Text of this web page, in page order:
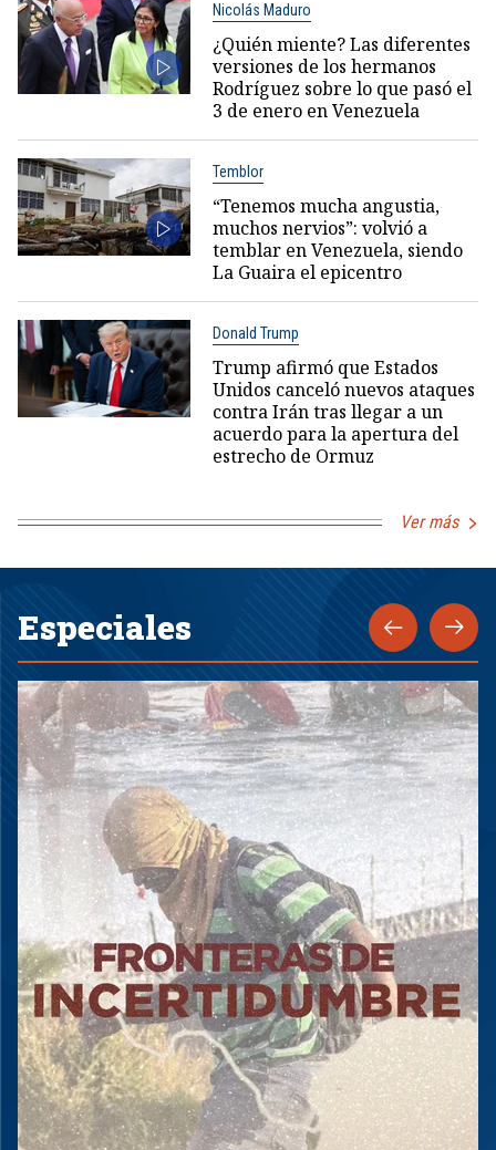
Nicolás Maduro
¿Quién miente? Las diferentes
versiones de los hermanos
Rodríguez sobre lo que pasó el
3 de enero en Venezuela
Temblor
“Tenemos mucha angustia,
muchos nervios”: volvió a
temblar en Venezuela, siendo
La Guaira el epicentro
Donald Trump
Trump afirmó que Estados
Unidos canceló nuevos ataques
contra Irán tras llegar a un
acuerdo para la apertura del
estrecho de Ormuz
Ver más
Especiales